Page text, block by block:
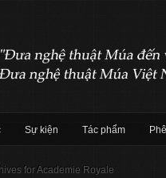
Sự kiện Tác phẩm
for Academie Royale